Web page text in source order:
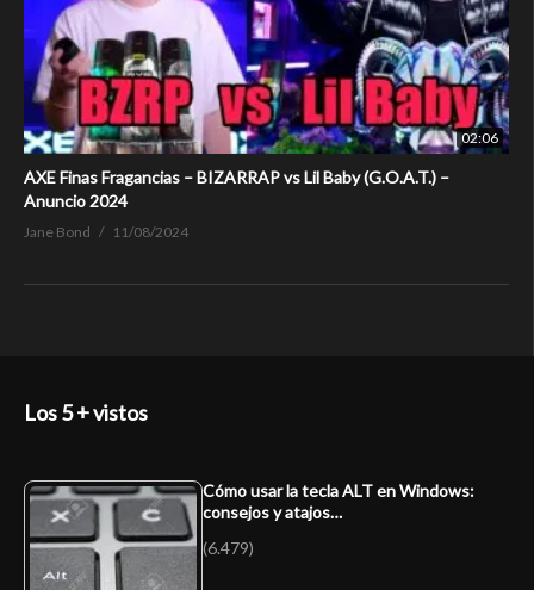
02:06
AXE Finas Fragancias – BIZARRAP vs Lil Baby (G.O.A.T.) –
Anuncio 2024
Jane Bond 11/08/2024
Los 5 + vistos
Cómo usar la tecla ALT en Windows:
consejos y atajos…
(6.479)